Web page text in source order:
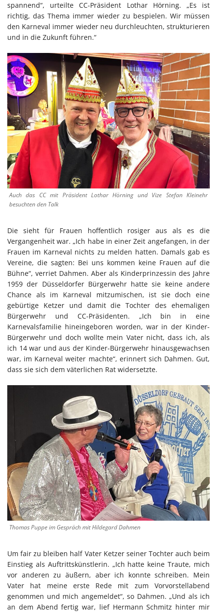
spannend“, urteilte CC-Präsident Lothar Hörning. „Es ist
richtig, das Thema immer wieder zu bespielen. Wir müssen
den Karneval immer wieder neu durchleuchten, strukturieren
und in die Zukunft führen.“
Auch das CC mit Präsident Lothar Hörning und Vize Stefan Kleinehr
besuchten den Talk
Die sieht für Frauen hoffentlich rosiger aus als es die
Vergangenheit war. „Ich habe in einer Zeit angefangen, in der
Frauen im Karneval nichts zu melden hatten. Damals gab es
Vereine, die sagten: Bei uns kommen keine Frauen auf die
Bühne“, verriet Dahmen. Aber als Kinderprinzessin des Jahre
1959 der Düsseldorfer Bürgerwehr hatte sie keine andere
Chance als im Karneval mitzumischen, ist sie doch eine
gebürtige Ketzer und damit die Tochter des ehemaligen
Bürgerwehr und CC-Präsidenten. „Ich bin in eine
Karnevalsfamilie hineingeboren worden, war in der Kinder-
Bürgerwehr und doch wollte mein Vater nicht, dass ich, als
ich 14 war und aus der Kinder-Bürgerwehr hinausgewachsen
war, im Karneval weiter machte“, erinnert sich Dahmen. Gut,
dass sie sich dem väterlichen Rat widersetzte.
Thomas Puppe im Gespräch mit Hildegard Dahmen
Um fair zu bleiben half Vater Ketzer seiner Tochter auch beim
Einstieg als Auftrittskünstlerin. „Ich hatte keine Traute, mich
vor anderen zu äußern, aber ich konnte schreiben. Mein
Vater hat meine erste Rede mit zum Vorvorstellabend
genommen und mich angemeldet“, so Dahmen. „Und als ich
an dem Abend fertig war, lief Hermann Schmitz hinter mir